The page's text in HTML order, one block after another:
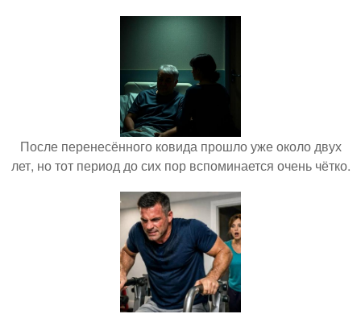
После перенесённого ковида прошло уже около двух
лет, но тот период до сих пор вспоминается очень чётко.